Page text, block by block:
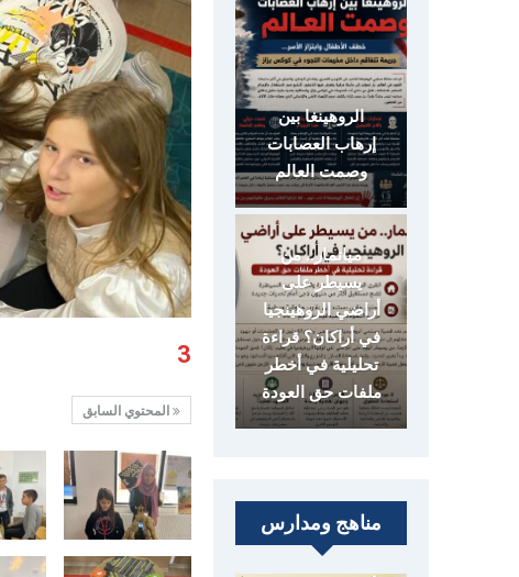
3
المحتوي السابق
الروهينغا بين
إرهاب العصابات
وصمت العالم
ميانمار.. من
يسيطر على
أراضي الروهينجيا
في أراكان؟ قراءة
تحليلية في أخطر
ملفات حق العودة
مناهج ومدارس